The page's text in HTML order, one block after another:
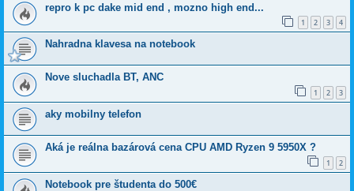
repro k pc dake mid end , mozno high end...
1 2 3 4
Nahradna klavesa na notebook
Nove sluchadla BT, ANC
1 2 3
aky mobilny telefon
Aká je reálna bazárová cena CPU AMD Ryzen 9 5950X ?
1 2
Notebook pre študenta do 500€